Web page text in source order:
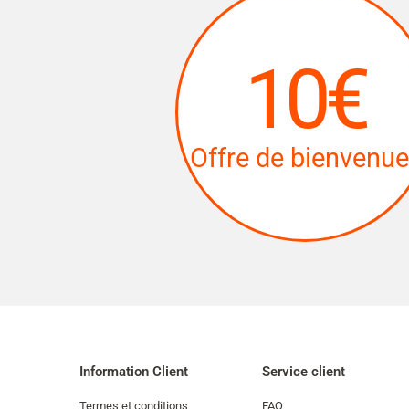
10€
Offre de
Information Client
Termes et conditions
Service client
FAQ